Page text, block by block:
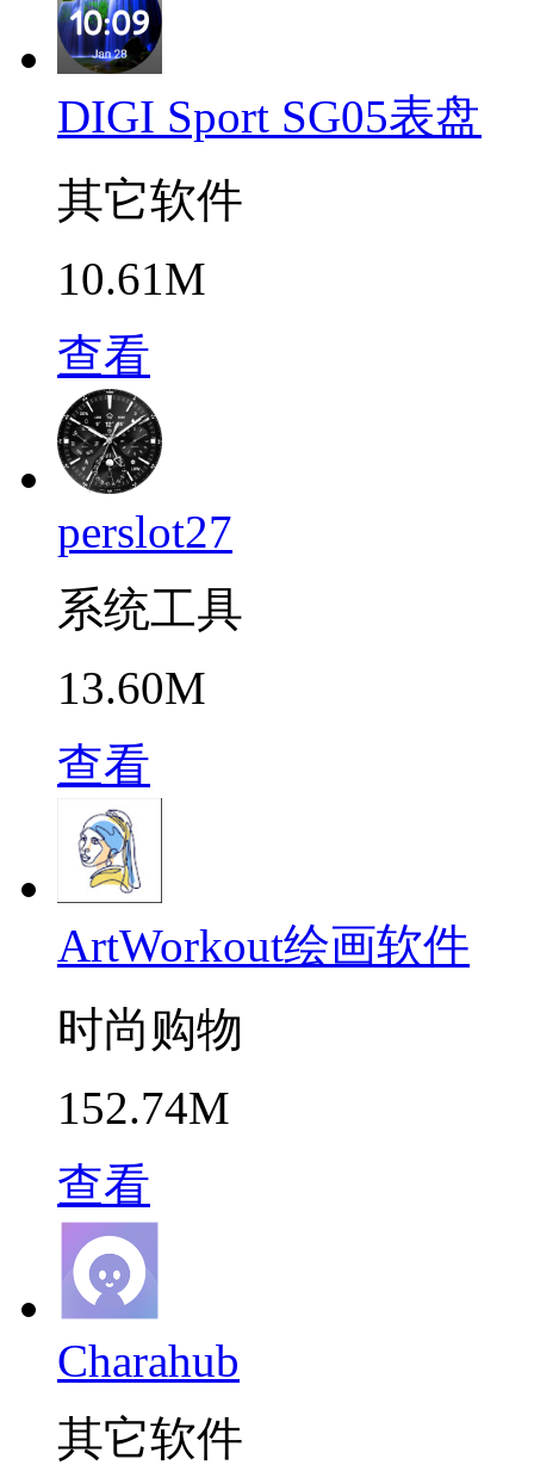
DIGI Sport SG05表盘
其它软件
10.61M
查看
perslot27
系统工具
13.60M
查看
ArtWorkout绘画软件
时尚购物
152.74M
查看
Charahub
其它软件